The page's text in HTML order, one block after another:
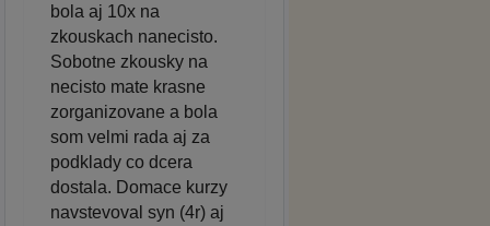
bola aj 10x na
zkouskach nanecisto.
Sobotne zkousky na
necisto mate krasne
zorganizovane a bola
som velmi rada aj za
podklady co dcera
dostala. Domace kurzy
navstevoval syn (4r) aj